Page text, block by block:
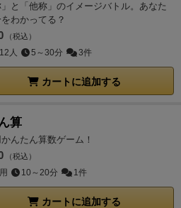
」と「他称」のイメージバトル。あなた
わかってる？
（税込）
人 5～30分 3件
カートに追加する
算
んたん算数ゲーム！
（税込）
10～20分 1件
カートに追加する